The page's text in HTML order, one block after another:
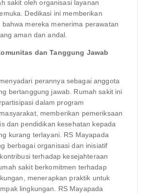
sakit oleh organisasi layanan
Dedikasi ini memberikan
bahwa mereka menerima perawatan
aman dan andal.
dan Tanggung Jawab
perannya sebagai anggota
bertanggung jawab. Rumah sakit ini
dalam program
memberikan pemeriksaan
dan pendidikan kesehatan kepada
kurang terlayani. RS Mayapada
berbagai organisasi dan inisiatif
terhadap kesejahteraan
sakit berkomitmen terhadap
menerapkan praktik untuk
lingkungan. RS Mayapada